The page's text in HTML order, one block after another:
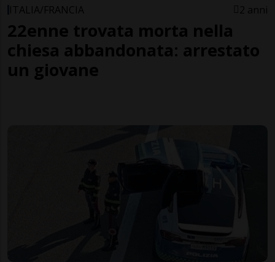
ITALIA/FRANCIA 2 anni
22enne trovata morta nella
chiesa abbandonata: arrestato
un giovane